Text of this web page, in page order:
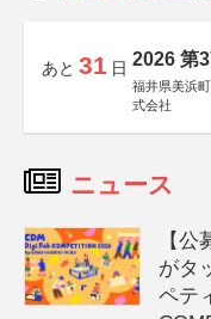
あと 31 日 2026 第
福井県美浜
式会社
ニュース
【
がタ
ペテ